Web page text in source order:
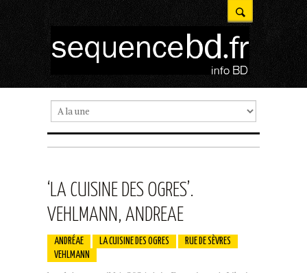
‘LA CUISINE DES OGRES’.
VEHLMANN, ANDREAE
ANDRÉAE LA CUISINE DES OGRES
RUE DE SÈVRES
VEHLMANN